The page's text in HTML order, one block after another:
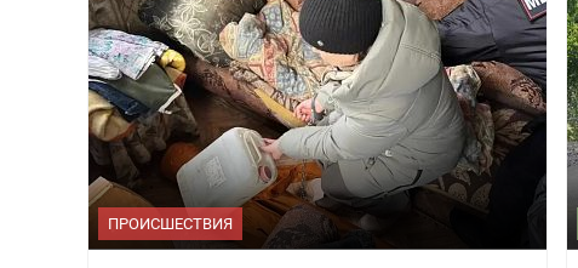
ПРОИСШЕСТВИЯ